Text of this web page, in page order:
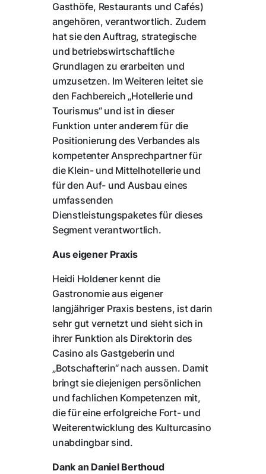
Gasthöfe, Restaurants und Cafés)
angehören, verantwortlich. Zudem
hat sie den Auftrag, strategische
und betriebswirtschaftliche
Grundlagen zu erarbeiten und
umzusetzen. Im Weiteren leitet sie
den Fachbereich „Hotellerie und
Tourismus“ und ist in dieser
Funktion unter anderem für die
Positionierung des Verbandes als
kompetenter Ansprechpartner für
die Klein- und Mittelhotellerie und
für den Auf- und Ausbau eines
umfassenden
Dienstleistungspaketes für dieses
Segment verantwortlich.
Aus eigener Praxis
Heidi Holdener kennt die
Gastronomie aus eigener
langjähriger Praxis bestens, ist darin
sehr gut vernetzt und sieht sich in
ihrer Funktion als Direktorin des
Casino als Gastgeberin und
„Botschafterin“ nach aussen. Damit
bringt sie diejenigen persönlichen
und fachlichen Kompetenzen mit,
die für eine erfolgreiche Fort- und
Weiterentwicklung des Kulturcasino
unabdingbar sind.
Dank an Daniel Berthoud